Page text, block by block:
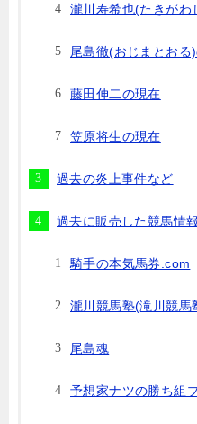
瀧川寿希也(たきがわ
尾島徹(おじまとおる
藤田伸二の現在
笠原将生の現在
過去の炎上事件など
過去に販売した競馬情
騎手の本気馬券.com
瀧川競馬塾(滝川競馬
尾島魂
予想家ナツの勝ち組